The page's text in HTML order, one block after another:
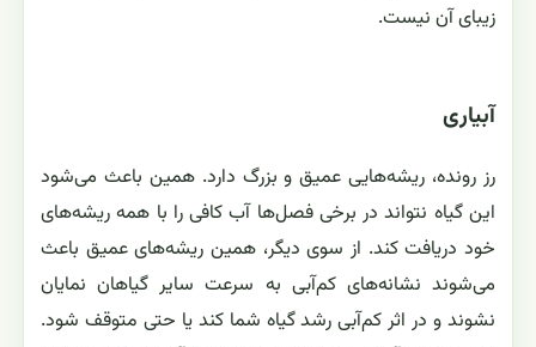
زیبای آن نیست.
آبیاری
رز رونده، ریشه‌هایی عمیق و بزرگ دارد. همین باعث می‌شود
این گیاه نتواند در برخی فصل‌ها آب کافی را با همه ریشه‌های
خود دریافت کند. از سوی دیگر، همین ریشه‌های عمیق باعث
می‌شوند نشانه‌های کم‌آبی به سرعت سایر گیاهان نمایان
نشوند و در اثر کم‌آبی رشد گیاه شما کند یا حتی متوقف شود.